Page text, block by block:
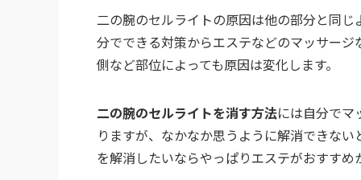
二の腕のセルライトの原因は他の部分と同
分でできる対策からエステなどのマッサー
側など部位によっても原因は変化します。
二の腕のセルライトを消す方法には自分でマ
りますが、なかなか思うように解消できな
を解消したいならやっぱりエステがおすすめ